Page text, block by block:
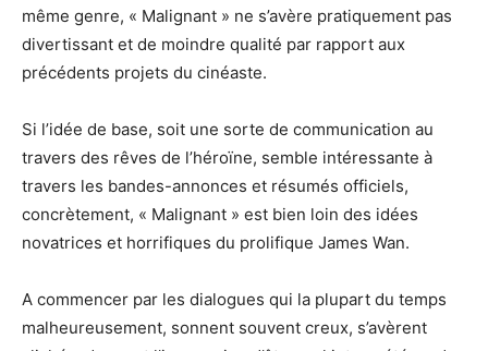
même genre, « Malignant » ne s’avère pratiquement pas
divertissant et de moindre qualité par rapport aux
précédents projets du cinéaste.
Si l’idée de base, soit une sorte de communication au
travers des rêves de l’héroïne, semble intéressante à
travers les bandes-annonces et résumés officiels,
concrètement, « Malignant » est bien loin des idées
novatrices et horrifiques du prolifique James Wan.
A commencer par les dialogues qui la plupart du temps
malheureusement, sonnent souvent creux, s’avèrent